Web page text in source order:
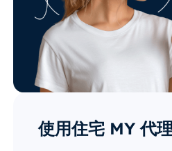
使用住宅 MY 代